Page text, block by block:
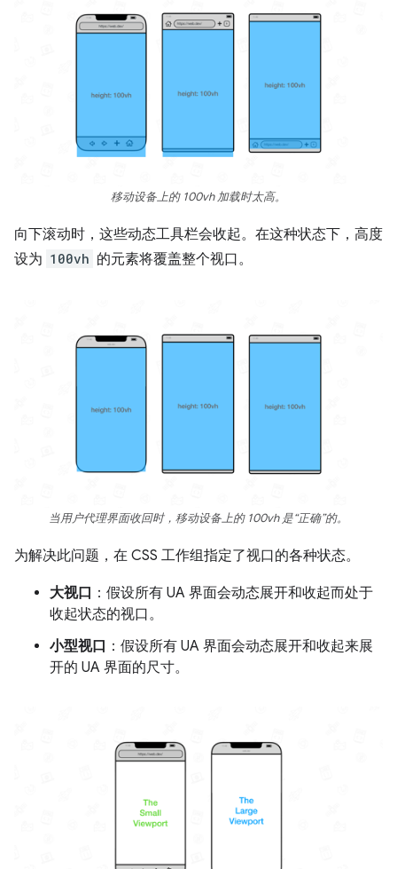
移动设备上的 100vh 加载时太高。
向下滚动时，这些动态工具栏会收起。在这种状态下，高度
设为 100vh 的元素将覆盖整个视口。
当用户代理界面收回时，移动设备上的 100vh 是“正确”的。
为解决此问题，在 CSS 工作组指定了视口的各种状态。
大视口 ：假设所有 UA 界面会动态展开和收起而处于
收起状态的视口。
小型视口 ：假设所有 UA 界面会动态展开和收起来展
开的 UA 界面的尺寸。